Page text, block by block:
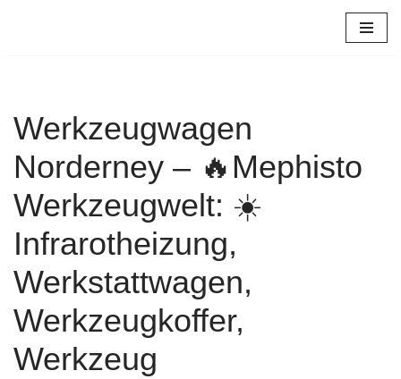
Werkzeugwagen
Norderney – 🔥Mephisto
Werkzeugwelt: ☀️
Infrarotheizung,
Werkstattwagen,
Werkzeugkoffer,
Werkzeug